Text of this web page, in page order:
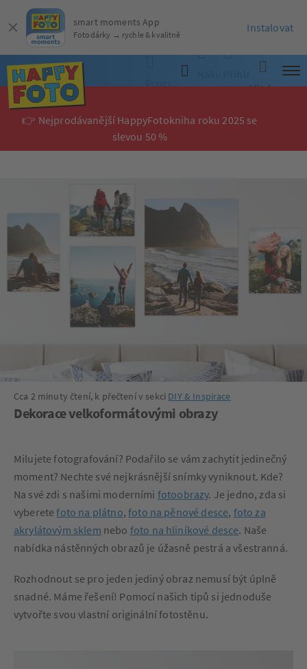
Přihlásit
Hledat
👉 Nejprodávanější HappyFotokniha roku 2025 se
slevou 50 %
Cca 2 minuty čtení, k přečtení v sekci DIY & Inspirace
Dekorace velkoformátovými obrazy
Milujete fotografování? Podařilo se vám zachytit jedinečný
moment? Nechte své nejkrásnější snímky vyniknout. Kde?
Na své zdi s našimi moderními fotoobrazy. Je jedno, zda si
vyberetefoto na plátno,foto na pěnové desce, foto za
akrylátovým sklem nebo foto na hliníkové desce. Naše
nabídka nástěnných obrazů je úžasně pestrá a všestranná.
Rozhodnout se pro jeden jediný obraz nemusí být úplně
snadné. Máme řešení! Pomocí našich tipů si jednoduše
vytvořte svou vlastní originální fotostěnu.
smart moments App
Fotodárky → rychle & kvalitně
Instalovat